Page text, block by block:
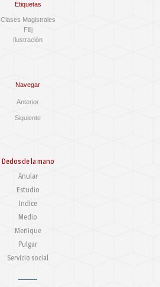
Etiquetas
Clases Magistrales
Filij
Ilustración
Navegar
Anterior
Siguiente
Dedos de la mano
Anular
Estudio
Indice
Medio
Meñique
Pulgar
Servicio social